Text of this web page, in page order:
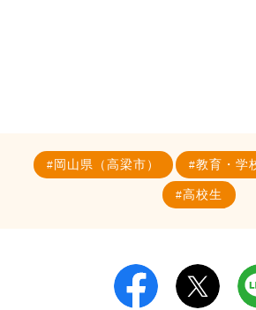
岡山県（高梁市） 教育・学
高校生